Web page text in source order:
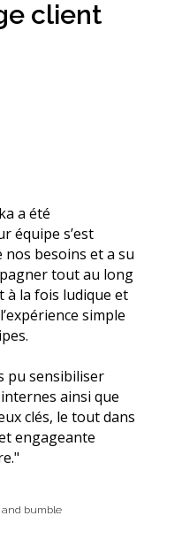
client
a été
équipe s’est
nos besoins et a su
tout au long
à la fois ludique et
simple
pu sensibiliser
ainsi que
clés, le tout dans
engageante
and bumble